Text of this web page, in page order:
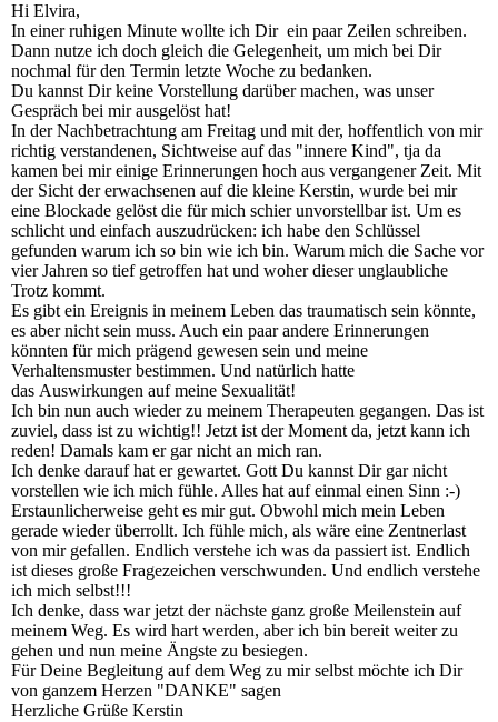
Hi Elvira,
In einer ruhigen Minute wollte ich Dir ein paar Zeilen schreiben.
Dann nutze ich doch gleich die Gelegenheit, um mich bei Dir
nochmal für den Termin letzte Woche zu bedanken.
Du kannst Dir keine Vorstellung darüber machen, was unser
Gespräch bei mir ausgelöst hat!
In der Nachbetrachtung am Freitag und mit der, hoffentlich von mir
richtig verstandenen, Sichtweise auf das "innere Kind", tja da
kamen bei mir einige Erinnerungen hoch aus vergangener Zeit. Mit
der Sicht der erwachsenen auf die kleine Kerstin, wurde bei mir
eine Blockade gelöst die für mich schier unvorstellbar ist. Um es
schlicht und einfach auszudrücken: ich habe den Schlüssel
gefunden warum ich so bin wie ich bin. Warum mich die Sache vor
vier Jahren so tief getroffen hat und woher dieser unglaubliche
Trotz kommt.
Es gibt ein Ereignis in meinem Leben das traumatisch sein könnte,
es aber nicht sein muss. Auch ein paar andere Erinnerungen
könnten für mich prägend gewesen sein und meine
Verhaltensmuster bestimmen. Und natürlich hatte
das Auswirkungen auf meine Sexualität!
Ich bin nun auch wieder zu meinem Therapeuten gegangen. Das ist
zuviel, dass ist zu wichtig!! Jetzt ist der Moment da, jetzt kann ich
reden! Damals kam er gar nicht an mich ran.
Ich denke darauf hat er gewartet. Gott Du kannst Dir gar nicht
vorstellen wie ich mich fühle. Alles hat auf einmal einen Sinn :-)
Erstaunlicherweise geht es mir gut. Obwohl mich mein Leben
gerade wieder überrollt. Ich fühle mich, als wäre eine Zentnerlast
von mir gefallen. Endlich verstehe ich was da passiert ist. Endlich
ist dieses große Fragezeichen verschwunden. Und endlich verstehe
ich mich selbst!!!
Ich denke, dass war jetzt der nächste ganz große Meilenstein auf
meinem Weg. Es wird hart werden, aber ich bin bereit weiter zu
gehen und nun meine Ängste zu besiegen.
Für Deine Begleitung auf dem Weg zu mir selbst möchte ich Dir
von ganzem Herzen "DANKE" sagen
Herzliche Grüße Kerstin